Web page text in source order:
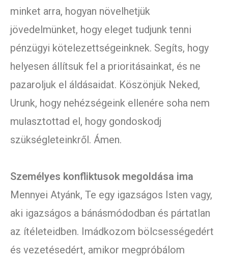
minket arra, hogyan növelhetjük
jövedelmünket, hogy eleget tudjunk tenni
pénzügyi kötelezettségeinknek. Segíts, hogy
helyesen állítsuk fel a prioritásainkat, és ne
pazaroljuk el áldásaidat. Köszönjük Neked,
Urunk, hogy nehézségeink ellenére soha nem
mulasztottad el, hogy gondoskodj
szükségleteinkről. Ámen.
Személyes konfliktusok megoldása ima
Mennyei Atyánk, Te egy igazságos Isten vagy,
aki igazságos a bánásmódodban és pártatlan
az ítéleteidben. Imádkozom bölcsességedért
és vezetésedért, amikor megpróbálom